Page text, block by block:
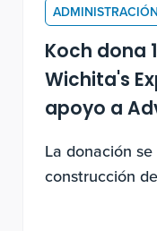
ADMINISTRACIÓN
Koch dona
Wichita's
apoyo a
La donación
construcción